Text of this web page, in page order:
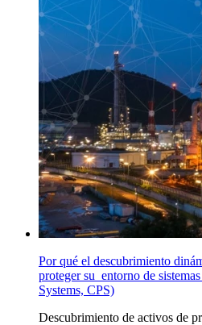
Por qué el descubrimiento
proteger su entorno de
Systems, CPS)
Descubrimiento de activos de